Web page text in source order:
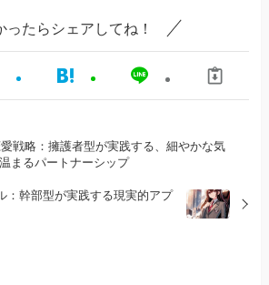
ったらシェアしてね！
戦略：擁護者型が実践する、細やかな気
まるパートナーシップ
：幹部型が実践する現実的アプ